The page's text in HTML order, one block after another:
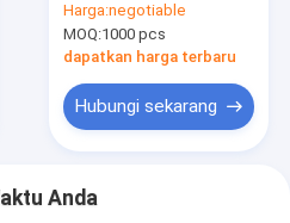
Elektronik
Harga:negotiable
MOQ:1000 pcs
dapatkan harga terbaru
Hubungi sekarang
Anda